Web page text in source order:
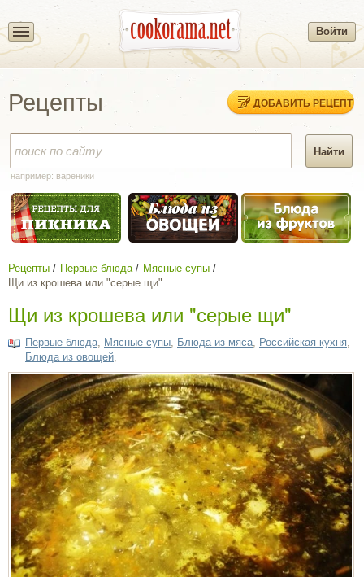
Войти
Рецепты ДОБАВИТЬ РЕЦЕПТ
например: вареники
Рецепты Первые блюда
Мясные супы
Щи из крошева или "серые щи"
Щи из крошева или "серые щи"
Первые блюда Мясные супы Блюда из мяса Российская кухня
Блюда из овощей